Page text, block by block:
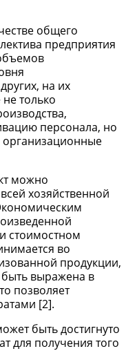
общего
предприятия
на их
только
персонала, но
организационные
можно
хозяйственной
стоимостном
во
продукции,
выражена в
позволяет
[2].
быть достигнуто
для получения того